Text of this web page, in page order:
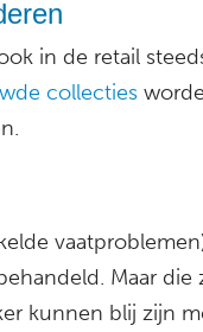
in de retail
collecties
Maar die
kunnen blij zijn